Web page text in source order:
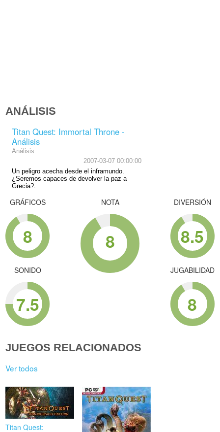
ANÁLISIS
Titan Quest: Immortal Throne -
Análisis
Análisis
2007-03-07 00:00:00
Un peligro acecha desde el inframundo.
¿Seremos capaces de devolver la paz a
Grecia?.
GRÁFICOS
8
SONIDO
7.5
NOTA
8
DIVERSIÓN
8.5
JUGABILIDAD
8
JUEGOS RELACIONADOS
Ver todos
Titan Quest: